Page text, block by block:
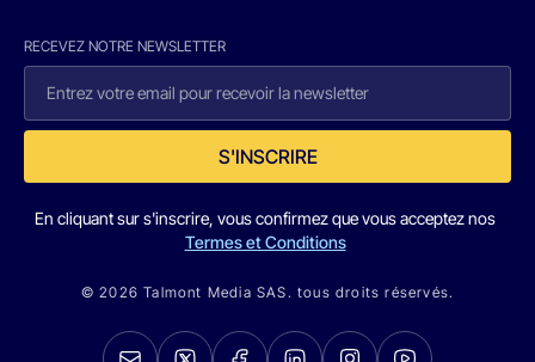
RECEVEZ NOTRE NEWSLETTER
S'INSCRIRE
En cliquant sur s'inscrire, vous confirmez que vous acceptez nos
Termes et Conditions
© 2026 Talmont Media SAS. tous droits réservés.